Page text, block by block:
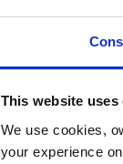
This website uses
We use cookies,
your experience